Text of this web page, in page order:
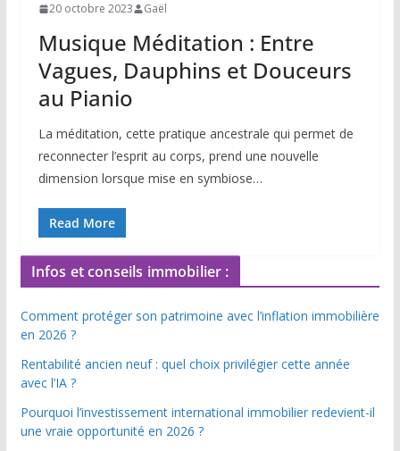
20 octobre 2023 Gaël
Musique Méditation : Entre
Vagues, Dauphins et Douceurs
au Pianio
La méditation, cette pratique ancestrale qui permet de
reconnecter l’esprit au corps, prend une nouvelle
dimension lorsque mise en symbiose…
Read More
Infos et conseils immobilier :
Comment protéger son patrimoine avec l’inflation immobilière
en 2026 ?
Rentabilité ancien neuf : quel choix privilégier cette année
avec l’IA ?
Pourquoi l’investissement international immobilier redevient-il
une vraie opportunité en 2026 ?